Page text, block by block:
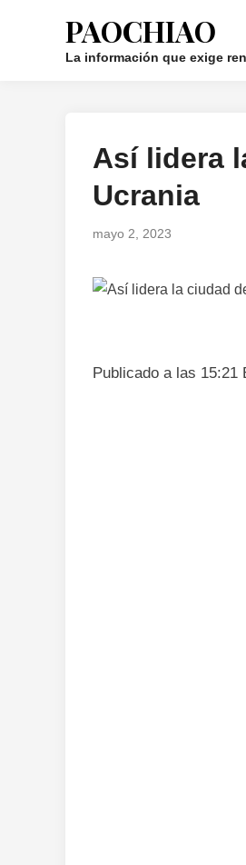
PAOCHIAO
La información que exige
Publicado
Así lidera
Ucrania
mayo 2, 2023
Publicado a las 15:21